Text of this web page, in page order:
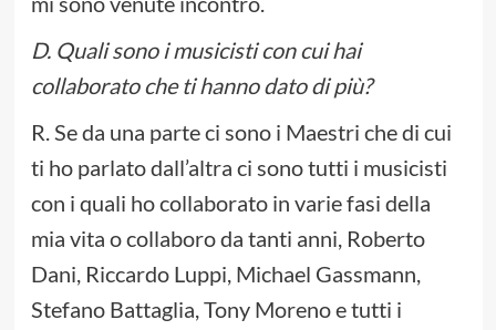
D. Quali sono i musicisti con cui hai
collaborato che ti hanno dato di più?
R. Se da una parte ci sono i Maestri che di cui
ti ho parlato dall’altra ci sono tutti i musicisti
con i quali ho collaborato in varie fasi della
mia vita o collaboro da tanti anni, Roberto
Dani, Riccardo Luppi, Michael Gassmann,
Stefano Battaglia, Tony Moreno e tutti i